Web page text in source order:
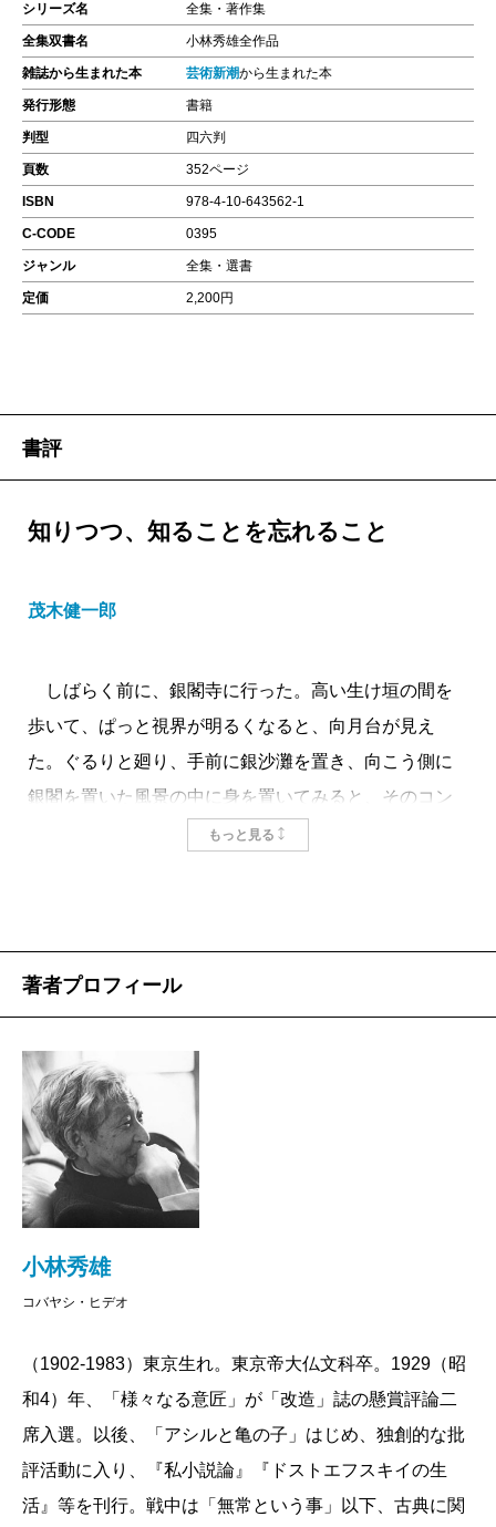
シリーズ名 全集・著作集
全集双書名 小林秀雄全作品
雑誌から生まれた本 芸術新潮から生まれた本
発行形態 書籍
判型 四六判
頁数 352ページ
ISBN 978-4-10-643562-1
C-CODE 0395
ジャンル 全集・選書
定価 2,200円
書評
知りつつ、知ることを忘れること
茂木健一郎
しばらく前に、銀閣寺に行った。高い生け垣の間を
歩いて、ぱっと視界が明るくなると、向月台が見え
た。ぐるりと廻り、手前に銀沙灘を置き、向こう側に
銀閣を置いた風景の中に身を置いてみると、そのコン
セプチュアルアートとも言うべきシンプルな幾何学性
側に湾曲している。その湾曲の仕方が実に微妙で、あ
にできる曲線ではないのか。そこにデザインの企図を
見る理屈は、案外込み入っている。そんなことを考え
ているうちに、小林秀雄のことを思いだした。
小林は、「見る」という行為の純粋性を、とても大
切にしていたように思う。「美しい花がある。花の美
しさという様なものは無い」という小林の有名な言葉
がある。「美」という抽象概念に対して、目の前にあ
寺に行くならば、向月台という体験自体を受容するこ
とが重要なのであって、故事来歴、蘊蓄の類はなるべ
く介入させるべきではない。これは、共感できる考え
方である。
難しいのは、無垢に見ているつもりでいる時も実は
もっと見る
著者プロフィール
小林秀雄
コバヤシ・ヒデオ
（1902-1983）東京生れ。東京帝大仏文科卒。1929（昭
和4）年、「様々なる意匠」が「改造」誌の懸賞評論二
席入選。以後、「アシルと亀の子」はじめ、独創的な批
評活動に入り、『私小説論』『ドストエフスキイの生
活』等を刊行。戦中は「無常という事」以下、古典に関